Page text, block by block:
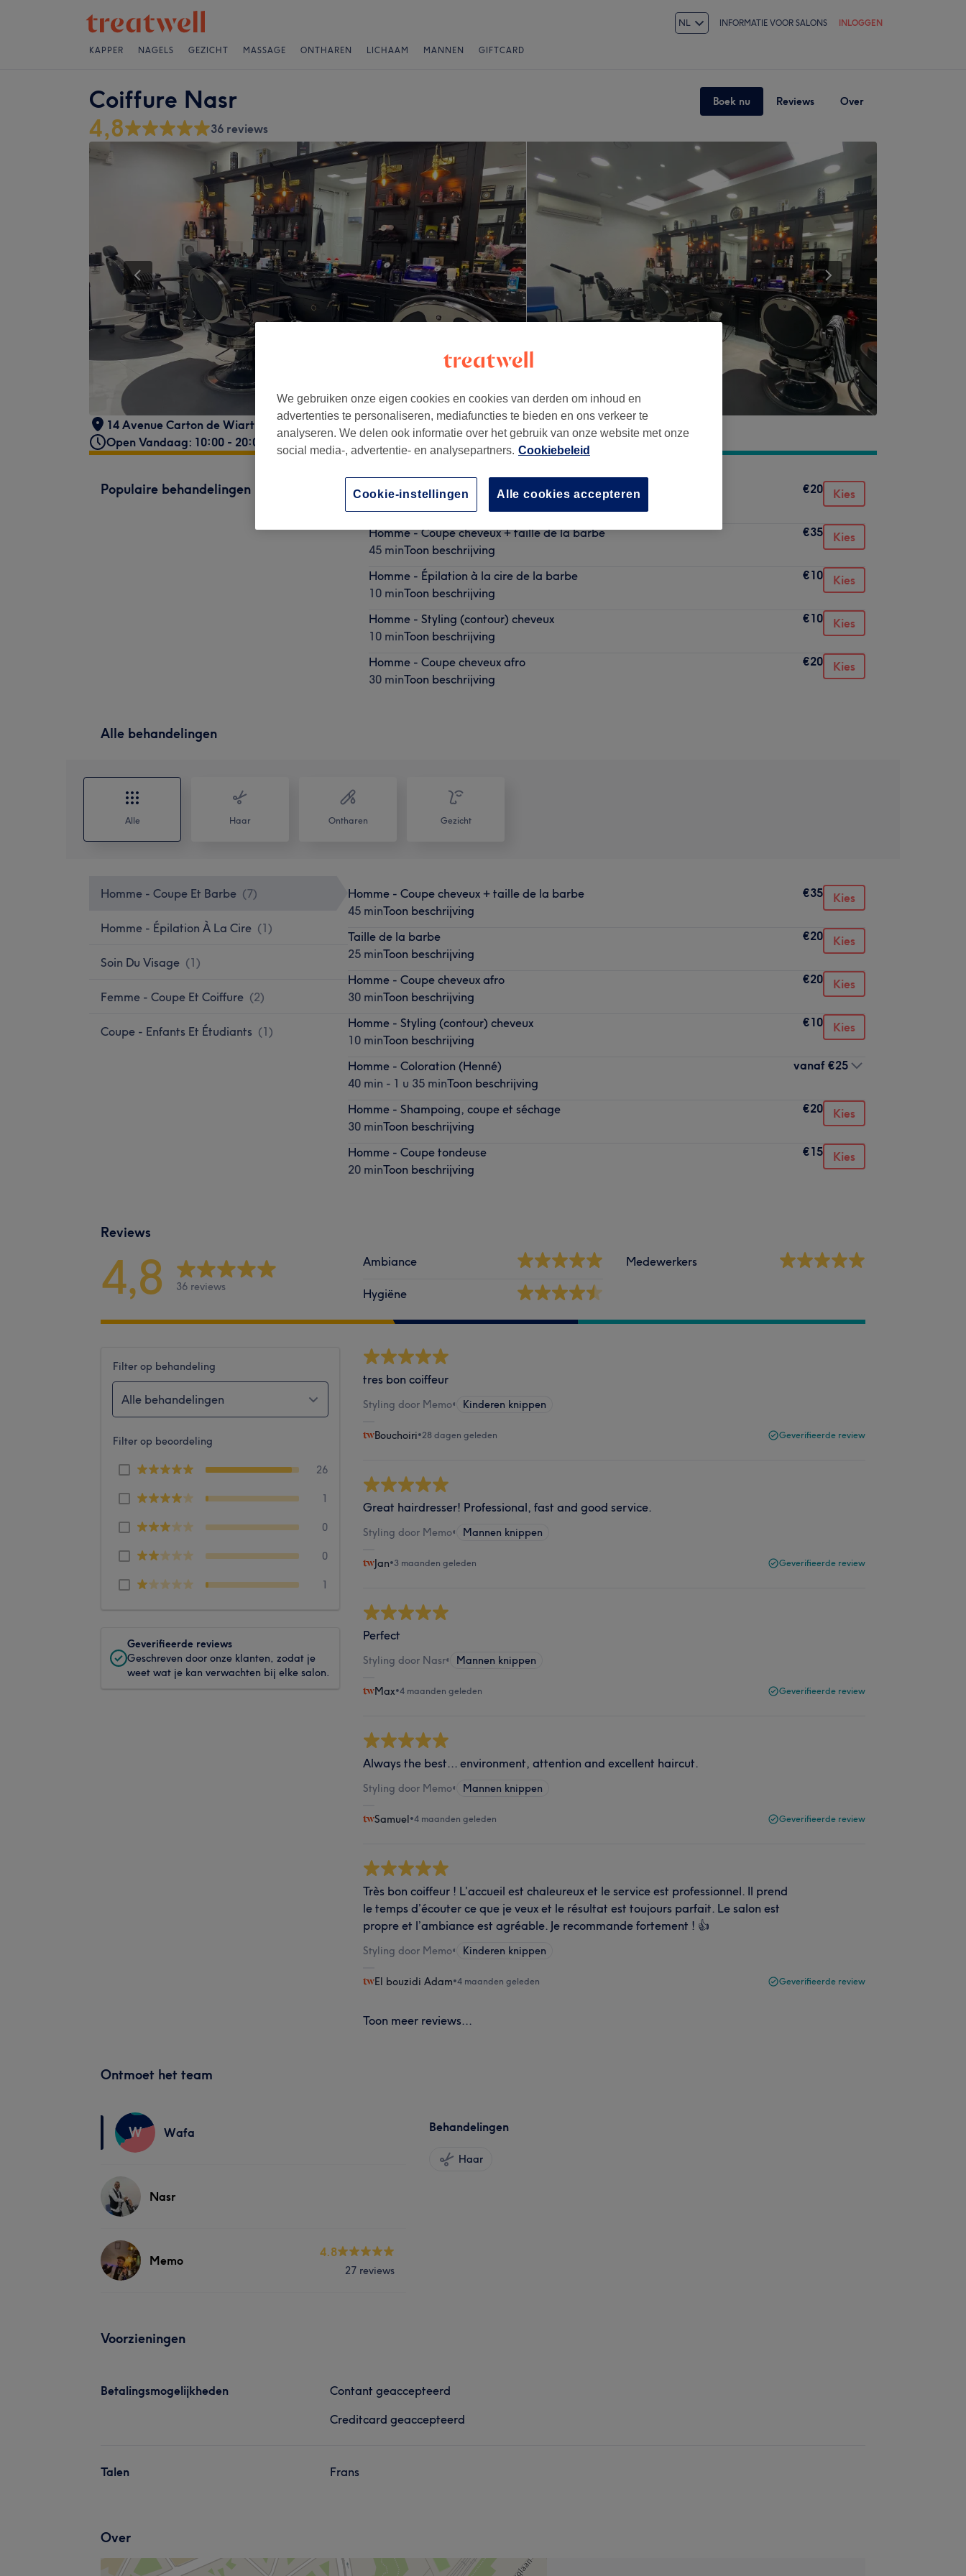
NL INFORMATIE VOOR SALONS INLOGGEN
KAPPER NAGELS GEZICHT MASSAGE ONTHAREN LICHAAM MANNEN GIFTCARD
Coiffure Nasr Boek nu Reviews Over
4,8 36 reviews
14 Avenue Carton de Wiart Jette, Belgium, 1090
Open Vandaag: 10:00 - 20:00
Populaire behandelingen
Homme - Shampoing, coupe et séchage
€20 Kies
Homme - Coupe cheveux + taille de la barbe
45 minToon beschrijving
€35 Kies
Homme - Épilation à la cire de la barbe
10 minToon beschrijving
€10 Kies
Homme - Styling (contour) cheveux
10 minToon beschrijving
€10 Kies
Homme - Coupe cheveux afro
30 minToon beschrijving
€20 Kies
Alle behandelingen
Alle Haar Ontharen Gezicht
Homme - Coupe Et Barbe (7)
Homme - Épilation À La Cire (1)
Soin Du Visage (1)
Femme - Coupe Et Coiffure (2)
Coupe - Enfants Et Étudiants (1)
Homme - Coupe cheveux + taille de la barbe
45 minToon beschrijving
€35 Kies
Taille de la barbe
25 minToon beschrijving
€20 Kies
Homme - Coupe cheveux afro
30 minToon beschrijving
€20 Kies
Homme - Styling (contour) cheveux
10 minToon beschrijving
€10 Kies
Homme - Coloration (Henné)
40 min - 1 u 35 minToon beschrijving
vanaf €25
Homme - Shampoing, coupe et séchage
30 minToon beschrijving
€20 Kies
Homme - Coupe tondeuse
20 minToon beschrijving
€15 Kies
Reviews
4,8 36 reviews
Ambiance
Hygiëne
Medewerkers
Filter op behandeling
Alle behandelingen
Filter op beoordeling
26
1
0
0
1
Geverifieerde reviews
Geschreven door onze klanten, zodat je
weet wat je kan verwachten bij elke salon.
tres bon coiffeur
Styling door Memo• Kinderen knippen
Bouchoiri•28 dagen geleden Geverifieerde review
Great hairdresser! Professional, fast and good service.
Styling door Memo• Mannen knippen
Jan•3 maanden geleden Geverifieerde review
Perfect
Styling door Nasr• Mannen knippen
Max•4 maanden geleden Geverifieerde review
Always the best... environment, attention and excellent haircut.
Styling door Memo• Mannen knippen
Samuel•4 maanden geleden Geverifieerde review
Très bon coiffeur ! L’accueil est chaleureux et le service est professionnel. Il prend
le temps d’écouter ce que je veux et le résultat est toujours parfait. Le salon est
propre et l’ambiance est agréable. Je recommande fortement ! 👍
Styling door Memo• Kinderen knippen
El bouzidi Adam•4 maanden geleden Geverifieerde review
Toon meer reviews...
Ontmoet het team
W Wafa
Nasr
Memo
4.8
27 reviews
Behandelingen
Haar
Voorzieningen
Betalingsmogelijkheden
Contant geaccepteerd
Creditcard geaccepteerd
Talen Frans
Over
We gebruiken onze eigen cookies en cookies van derden om inhoud en
advertenties te personaliseren, mediafuncties te bieden en ons verkeer te
analyseren. We delen ook informatie over het gebruik van onze website met onze
social media-, advertentie- en analysepartners. Cookiebeleid
Alle cookies accepteren
Cookie-instellingen